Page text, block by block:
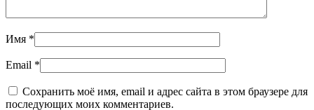
Имя *
Email *
Сохранить моё имя, email и адрес сайта в этом браузере для
последующих моих комментариев.